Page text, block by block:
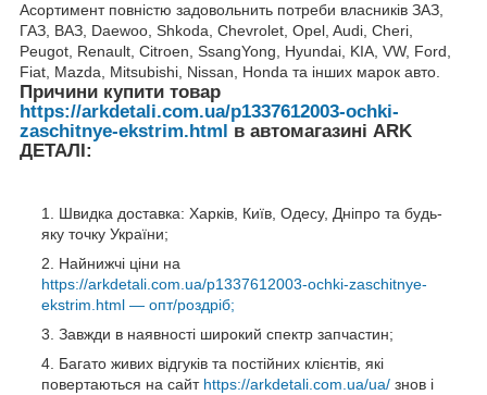
Асортимент повністю задовольнить потреби власників ЗАЗ,
ГАЗ, ВАЗ, Daewoo, Shkoda, Chevrolet, Opel, Audi, Cheri,
Peugot, Renault, Citroen, SsangYong, Hyundai, KIA, VW, Ford,
Fiat, Mazda, Mitsubishi, Nissan, Honda та інших марок авто.
Причини купити товар
https://arkdetali.com.ua/p1337612003-ochki-
zaschitnye-ekstrim.html
в автомагазині ARK
ДЕТАЛІ:
Швидка доставка: Харків, Київ, Одесу, Дніпро та будь-
яку точку України;
Найнижчі ціни на
https://arkdetali.com.ua/p1337612003-ochki-zaschitnye-
ekstrim.html — опт/роздріб;
Завжди в наявності широкий спектр запчастин;
Багато живих відгуків та постійних клієнтів, які
повертаються на сайт https://arkdetali.com.ua/ua/ знов і